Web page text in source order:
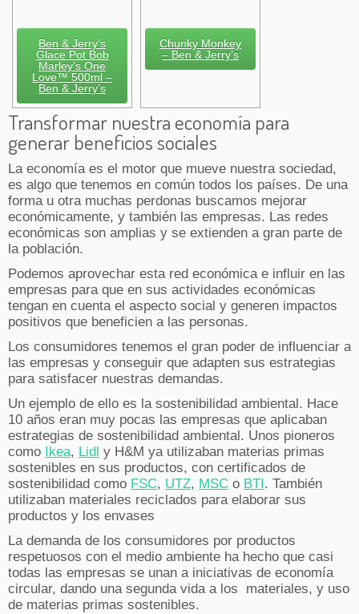
Ben & Jerry’s
Glace Pot Bob
Marley’s One
Love™ 500ml –
Ben & Jerry’s
Chunky Monkey
– Ben & Jerry’s
Transformar nuestra economía para
generar beneficios sociales
La economía es el motor que mueve nuestra sociedad,
es algo que tenemos en común todos los países. De una
forma u otra muchas perdonas buscamos mejorar
económicamente, y también las empresas. Las redes
económicas son amplias y se extienden a gran parte de
la población.
Podemos aprovechar esta red económica e influir en las
empresas para que en sus actividades económicas
tengan en cuenta el aspecto social y generen impactos
positivos que beneficien a las personas.
Los consumidores tenemos el gran poder de influenciar a
las empresas y conseguir que adapten sus estrategias
para satisfacer nuestras demandas.
Un ejemplo de ello es la sostenibilidad ambiental. Hace
10 años eran muy pocas las empresas que aplicaban
estrategias de sostenibilidad ambiental. Unos pioneros
como
Ikea, Lidl y H&M ya utilizaban materias primas
sostenibles en sus productos, con certificados de
sostenibilidad como FSC, UTZ, MSC o BTI . También
utilizaban materiales reciclados para elaborar sus
productos y los envases
La demanda de los consumidores por productos
respetuosos con el medio ambiente ha hecho que casi
todas las empresas se unan a iniciativas de economía
circular, dando una segunda vida a los materiales, y uso
de materias primas sostenibles.